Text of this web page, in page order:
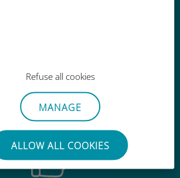
Refuse all cookies
MANAGE
ALLOW ALL COOKIES
Ubigi, incluso sin Wi-Fi o
datos restantes.